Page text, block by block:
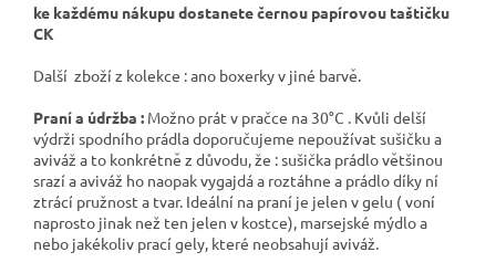
ke každému nákupu dostanete černou papírovou taštičku
CK
Další zboží z kolekce : ano boxerky v jiné barvě.
Praní a údržba : Možno prát v pračce na 30°C . Kvůli delší
výdrži spodního prádla doporučujeme nepoužívat sušičku a
aviváž a to konkrétně z důvodu, že : sušička prádlo většinou
srazí a aviváž ho naopak vygajdá a roztáhne a prádlo díky ní
ztrácí pružnost a tvar. Ideální na praní je jelen v gelu ( voní
naprosto jinak než ten jelen v kostce), marsejské mýdlo a
nebo jakékoliv prací gely, které neobsahují aviváž.